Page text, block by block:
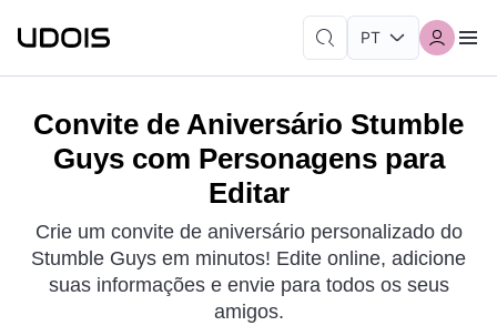
Convite de Aniversário Stumble
Guys com Personagens para
Editar
Crie um convite de aniversário personalizado do
Stumble Guys em minutos! Edite online, adicione
suas informações e envie para todos os seus
amigos.